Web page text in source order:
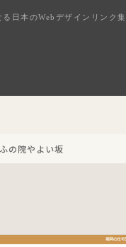
日本のWebデザインリンク集
の院やよい坂